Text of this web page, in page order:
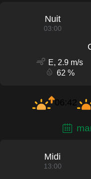
Nuit
03:00
E, 2.9 m/s
62 %
06:42
Midi
13:00